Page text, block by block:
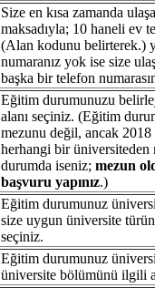
Size en kısa zamanda
maksadıyla; 10 haneli ev
(Alan kodunu belirterek.)
numaranız yok ise size
başka bir telefon
Eğitim durumunuzu
alanı seçiniz. (Eğitim
mezunu değil, ancak 2018
herhangi bir üniversiteden
durumda iseniz; mezun
başvuru yapınız.)
Eğitim durumunuz
size uygun üniversite
seçiniz.
Eğitim durumunuz
üniversite bölümünü ilgili